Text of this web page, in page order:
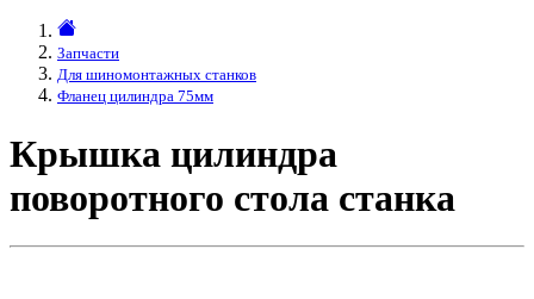
Запчасти
Для шиномонтажных станков
Фланец цилиндра 75мм
Крышка цилиндра
поворотного стола станка